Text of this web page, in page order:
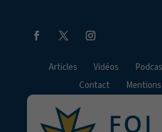
Articles Vidéos
Contact